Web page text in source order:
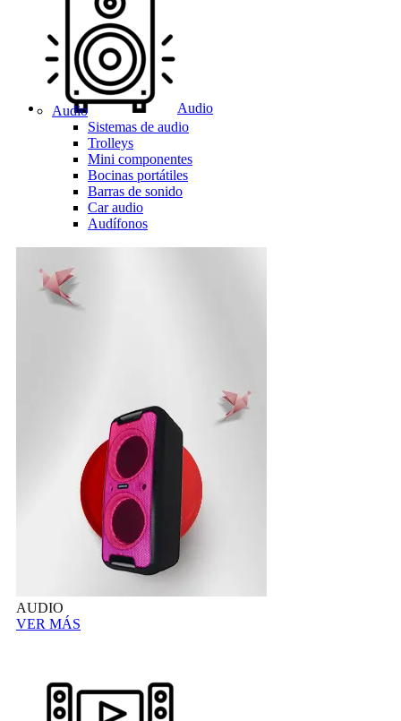
Audio
Audio
Sistemas de audio
Trolleys
Mini componentes
Bocinas portátiles
Barras de sonido
Car audio
Audífonos
AUDIO
VER MÁS